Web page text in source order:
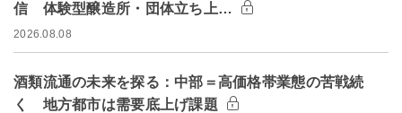
信 体験型醸造所・団体立ち上…
2026.08.08
酒類流通の未来を探る：中部＝高価格帯業態の苦戦続
く 地方都市は需要底上げ課題